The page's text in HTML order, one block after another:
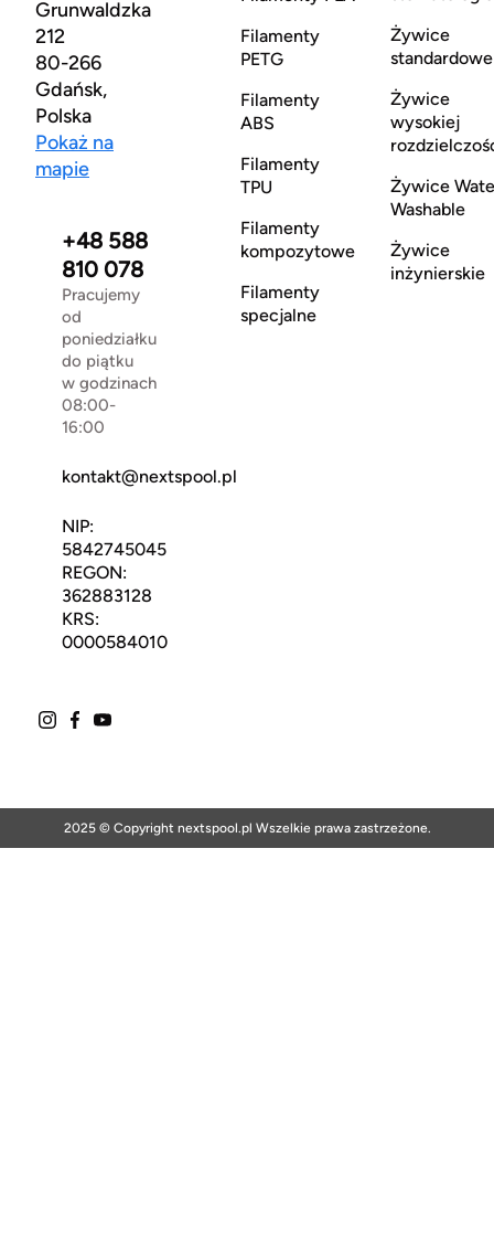
Grunwaldzka
212
80-266
Gdańsk,
Polska
Pokaż na
mapie
+48 588
810 078
Pracujemy
od
poniedziałku
do piątku
w godzinach
08:00-
16:00
kontakt@nextspool.pl
NIP:
5842745045
REGON:
362883128
KRS:
0000584010
Filamenty
PETG
Filamenty
ABS
Filamenty
TPU
Filamenty
kompozytowe
Filamenty
specjalne
Żywice
standardowe
Żywice
wysokiej
Żywice
Washable
Żywice
inżynierskie